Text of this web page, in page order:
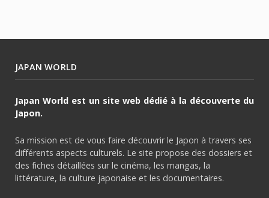
JAPAN WORLD
Japan World est un site web dédié à la découverte du
Japon.
Sa mission est de vous faire découvrir le Japon à travers ses
différents aspects culturels. Le site propose des dossiers et
des fiches détaillées sur le cinéma, les mangas, la
littérature, la culture japonaise et les documentaires.